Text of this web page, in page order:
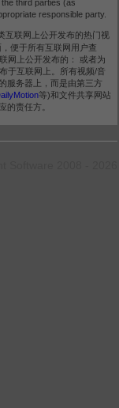
third parties (as
responsible party.
互联网上公开发布的热门视
便于所有互联网用户查
网上公开发布的： 或者为
于互联网上。所有视频/音
服务器上，而是由第三方
等)和文件共享网站
的责任方。